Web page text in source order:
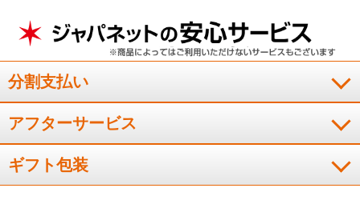
分割支払い
アフターサービス
ギフト包装